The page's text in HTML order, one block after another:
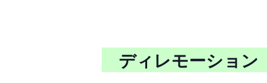
ディレモーション